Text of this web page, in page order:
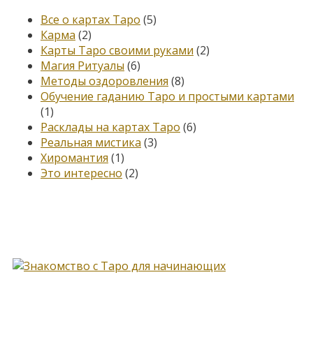
Все о картах Таро (5)
Карма (2)
Карты Таро своими руками (2)
Магия Ритуалы (6)
Методы оздоровления (8)
Обучение гаданию Таро и простыми картами
(1)
Расклады на картах Таро (6)
Реальная мистика (3)
Хиромантия (1)
Это интересно (2)